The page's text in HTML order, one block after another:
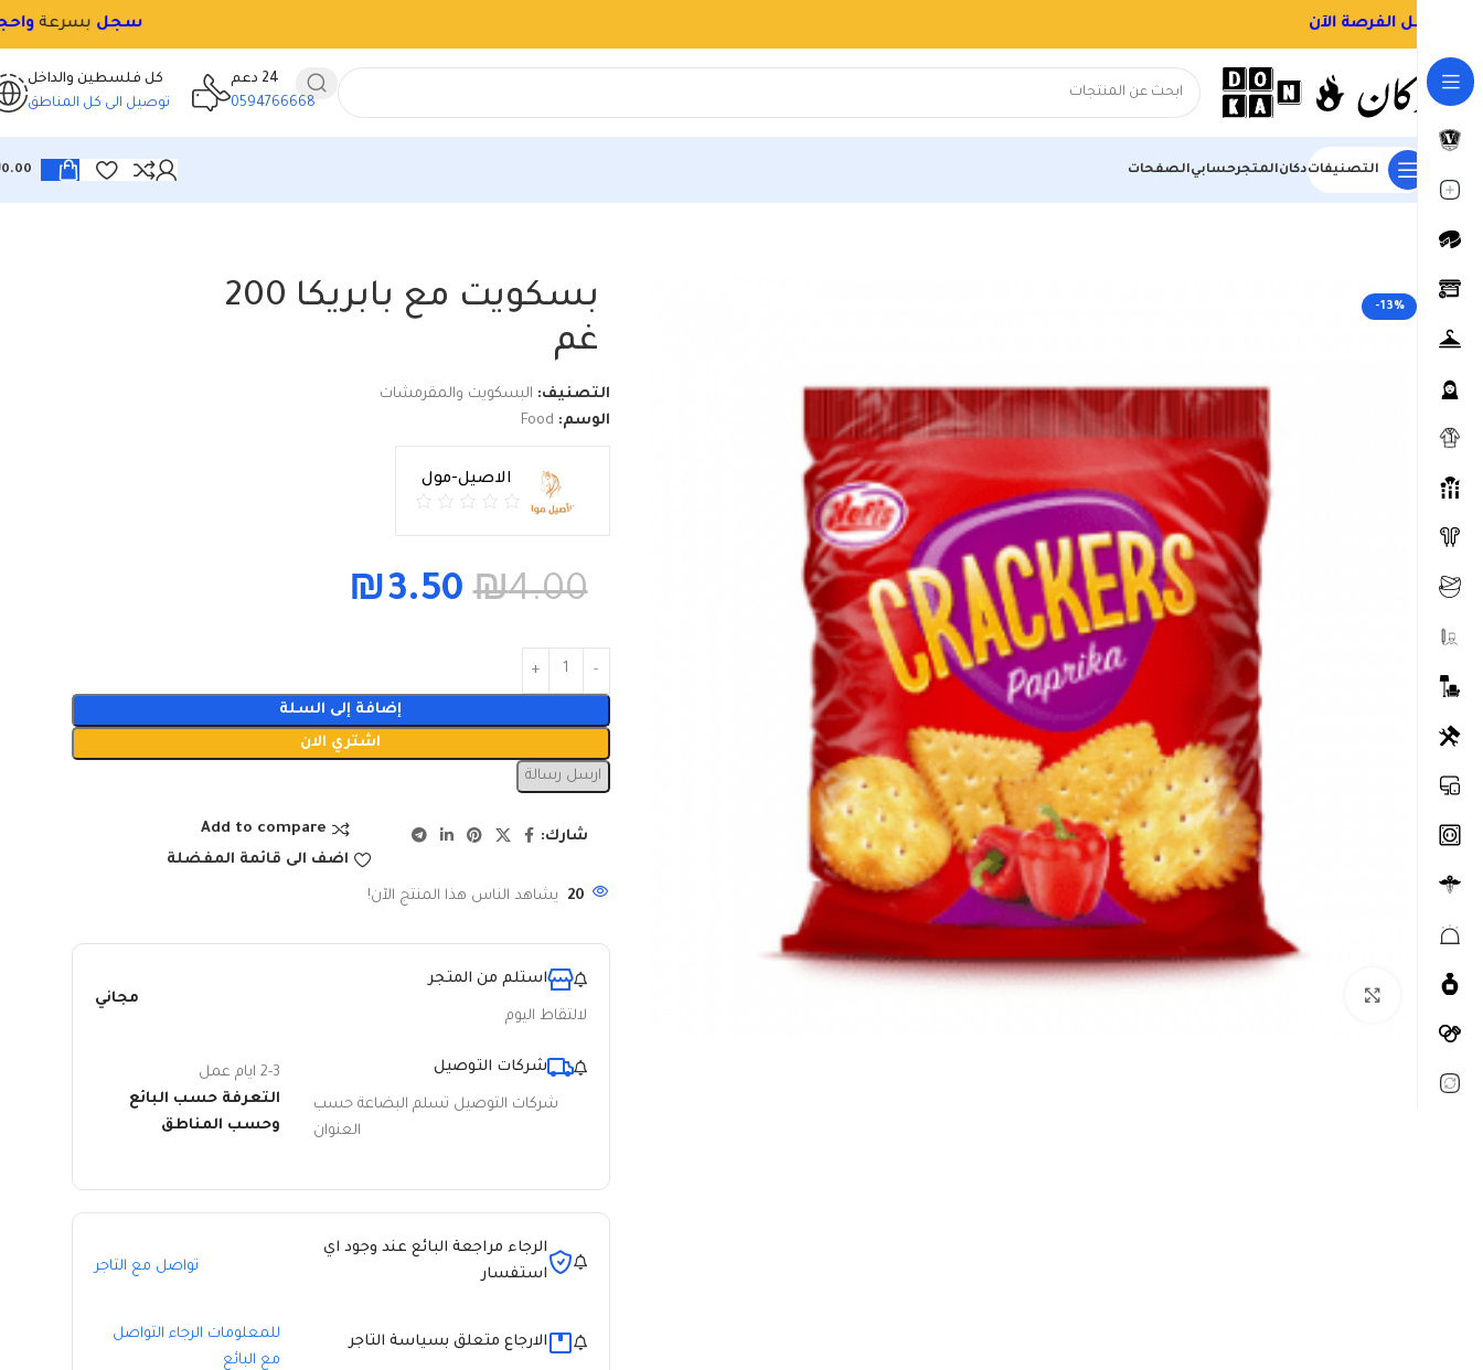
24 دعم
0594766668
كل فلسطين والداخل
توصيل الى كل المناطق
التصنيفاتدكانالمتجرحسابيالصفحات 0.00
الرئيسية المتجر
-13%
بسكويت مع بابريكا 200
غم
التصنيف: البسكويت والمقرمشات
الوسم: Food
الاصيل-مول
₪4.00
₪3.50
إضافة إلى السلة
اشتري الان
ارسل رسالة
Add to compare
اضف الى قائمة المفضلة
شارك:
20 يشاهد الناس هذا المنتج الآن!
استلم من المتجر
لالتقاط اليوم
مجاني
شركات التوصيل
شركات التوصيل تسلم البضاعة حسب
العنوان
2-3 ايام عمل
التعرفة حسب البائع
وحسب المناطق
الرجاء مراجعة البائع عند وجود اي
استفسار
تواصل مع التاجر
الارجاع متعلق بسياسة التاجر
للمعلومات الرجاء التواصل
مع البائع